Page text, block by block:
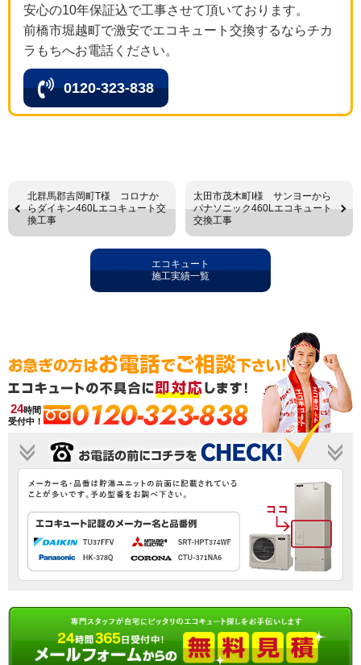
安心の10年保証込で工事させて頂いております。
前橋市堀越町で激安でエコキュート交換するならチカ
ラもちへお電話ください。
0120-323-838
北群馬郡吉岡町T様 コロナか
らダイキン460Lエコキュート交
換工事
太田市茂木町I様 サンヨーから
パナソニック460Lエコキュート
交換工事
エコキュート
施工実績一覧
24時間
受付中！
0120-323-838